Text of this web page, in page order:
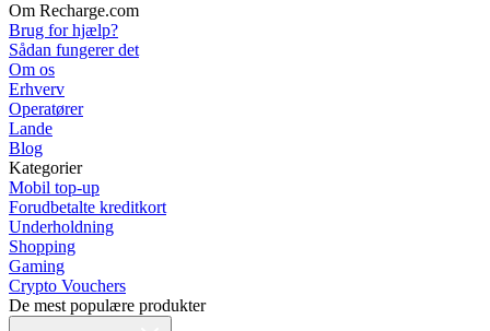
Om Recharge.com
Brug for hjælp?
Sådan fungerer det
Om os
Erhverv
Operatører
Lande
Blog
Kategorier
Mobil top-up
Forudbetalte kreditkort
Underholdning
Shopping
Gaming
Crypto Vouchers
De mest populære produkter